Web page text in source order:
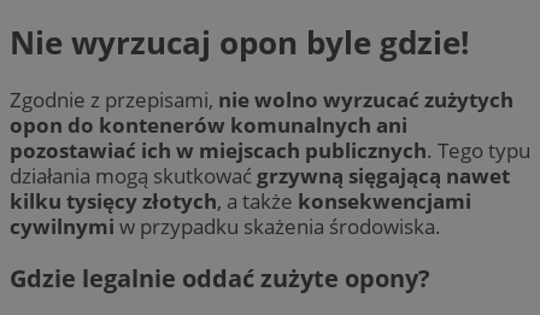
Nie wyrzucaj opon byle gdzie!
Zgodnie z przepisami, nie wolno wyrzucać zużytych
opon do kontenerów komunalnych ani
pozostawiać ich w miejscach publicznych. Tego typu
działania mogą skutkować grzywną sięgającą nawet
kilku tysięcy złotych, a także konsekwencjami
cywilnymi w przypadku skażenia środowiska.
Gdzie legalnie oddać zużyte opony?